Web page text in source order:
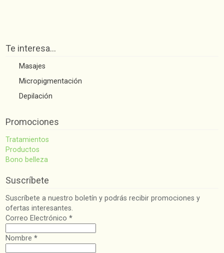
Te interesa…
Masajes
Micropigmentación
Depilación
Promociones
Tratamientos
Productos
Bono belleza
Suscríbete
Suscríbete a nuestro boletín y podrás recibir promociones y
ofertas interesantes.
Correo Electrónico*
Nombre*